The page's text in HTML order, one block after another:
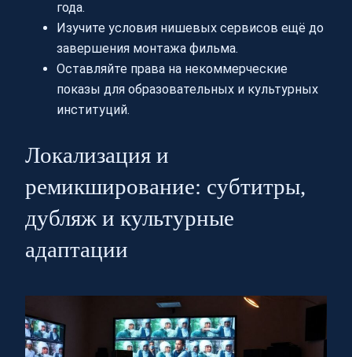
года.
Изучите условия нишевых сервисов ещё до
завершения монтажа фильма.
Оставляйте права на некоммерческие
показы для образовательных и культурных
институций.
Локализация и
ремикширование: субтитры,
дубляж и культурные
адаптации